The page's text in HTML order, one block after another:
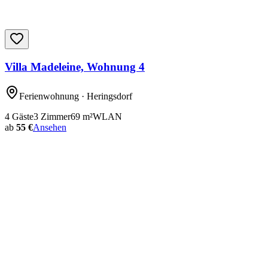
Villa Madeleine, Wohnung 4
Ferienwohnung · Heringsdorf
4 Gäste3 Zimmer69 m²WLAN
ab 55 €Ansehen